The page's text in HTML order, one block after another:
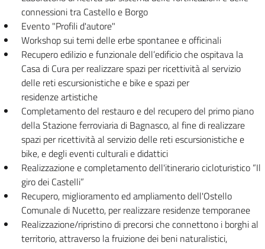
connessioni tra Castello e Borgo
Evento "Profili d'autore"
Workshop sui temi delle erbe spontanee e officinali
Recupero edilizio e funzionale dell’edificio che ospitava la
Casa di Cura per realizzare spazi per ricettività al servizio
delle reti escursionistiche e bike e spazi per
residenze artistiche
Completamento del restauro e del recupero del primo piano
della Stazione ferroviaria di Bagnasco, al fine di realizzare
spazi per ricettività al servizio delle reti escursionistiche e
bike, e degli eventi culturali e didattici
Realizzazione e completamento dell'itinerario cicloturistico “Il
giro dei Castelli”
Recupero, miglioramento ed ampliamento dell'Ostello
Comunale di Nucetto, per realizzare residenze temporanee
Realizzazione/ripristino di precorsi che connettono i borghi al
territorio, attraverso la fruizione dei beni naturalistici,